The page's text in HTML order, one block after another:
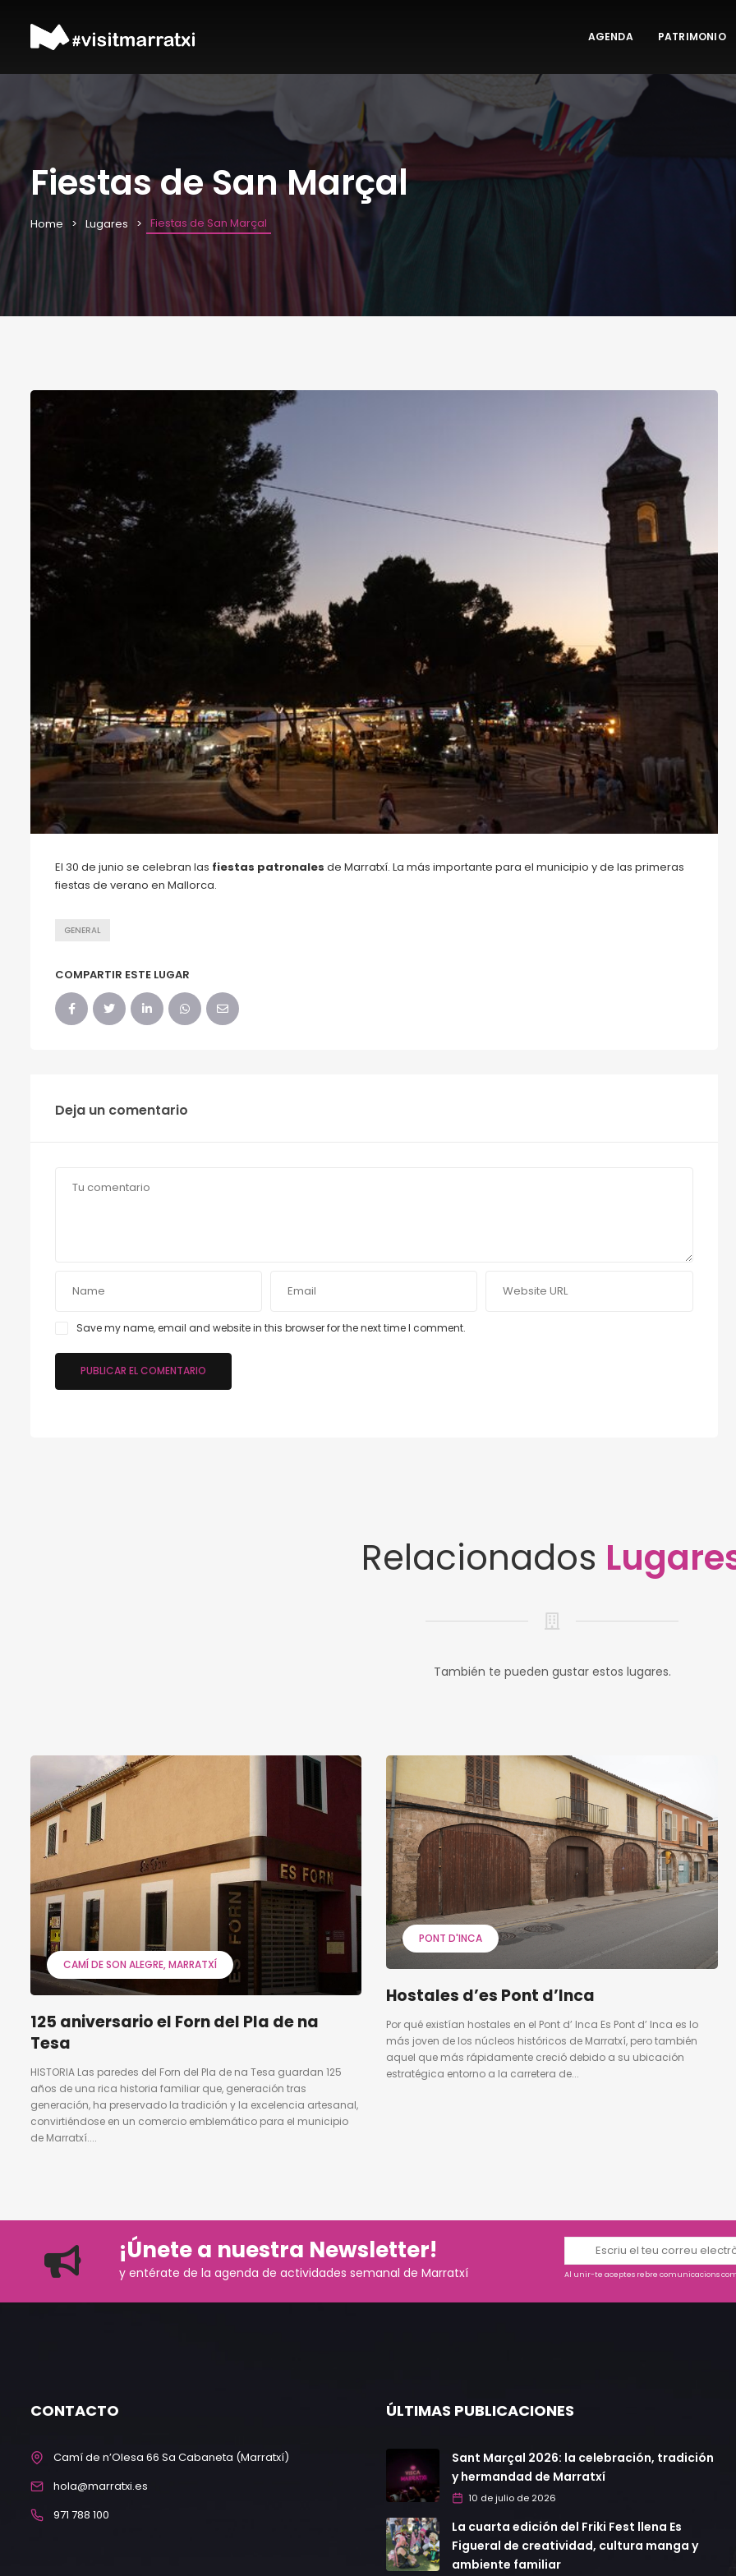
AGENDA PATRIMONIO
Fiestas de San Marçal
Home Lugares Fiestas de San Marçal
El 30 de junio se celebran las fiestas patronales de Marratxí. La más importante para el municipio y de las primeras
fiestas de verano en Mallorca.
GENERAL
COMPARTIR ESTE LUGAR
Deja un comentario
Save my name, email and website in this browser for the next time I comment.
Relacionados
También te pueden gustar estos lugares.
CAMÍ DE SON ALEGRE MARRATXÍ
125 aniversario el Forn del Pla de na
Tesa
HISTORIA Las paredes del Forn del Pla de na Tesa guardan 125
años de una rica historia familiar que, generación tras
generación, ha preservado la tradición y la excelencia artesanal,
convirtiéndose en un comercio emblemático para el municipio
de Marratxí....
PONT D'INCA
Hostales d’es Pont d’Inca
Por qué existían hostales en el Pont d’ Inca Es Pont d’ Inca es lo
más joven de los núcleos históricos de Marratxí, pero también
aquel que más rápidamente creció debido a su ubicación
estratégica entorno a la carretera de...
¡Únete a nuestra Newsletter!
y entérate de la agenda de actividades semanal de Marratxí Al unir-te aceptes rebre comunicacions
CONTACTO
Camí de n’Olesa 66 Sa Cabaneta (Marratxí)
hola@marratxi.es
971 788 100
ÚLTIMAS PUBLICACIONES
Sant Marçal 2026: la celebración, tradición
y hermandad de Marratxí
10 de julio de 2026
La cuarta edición del Friki Fest llena Es
Figueral de creatividad, cultura manga y
ambiente familiar